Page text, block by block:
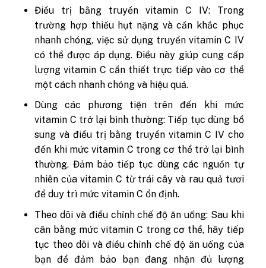
Điều trị bằng truyền vitamin C IV: Trong
trường hợp thiếu hụt nặng và cần khắc phục
nhanh chóng, việc sử dụng truyền vitamin C IV
có thể được áp dụng. Điều này giúp cung cấp
lượng vitamin C cần thiết trực tiếp vào cơ thể
một cách nhanh chóng và hiệu quả.
Dùng các phương tiện trên đến khi mức
vitamin C trở lại bình thường: Tiếp tục dùng bổ
sung và điều trị bằng truyền vitamin C IV cho
đến khi mức vitamin C trong cơ thể trở lại bình
thường. Đảm bảo tiếp tục dùng các nguồn tự
nhiên của vitamin C từ trái cây và rau quả tươi
để duy trì mức vitamin C ổn định.
Theo dõi và điều chỉnh chế độ ăn uống: Sau khi
cân bằng mức vitamin C trong cơ thể, hãy tiếp
tục theo dõi và điều chỉnh chế độ ăn uống của
bạn để đảm bảo bạn đang nhận đủ lượng